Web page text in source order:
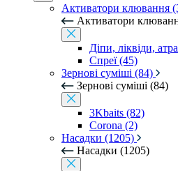
Активатори клювання
Активатори
Діпи, ліквіди,
Спреї (45)
Зернові суміші (84)
Зернові суміші (84)
3Kbaits (82)
Corona (2)
Насадки (1205)
Насадки (1205)